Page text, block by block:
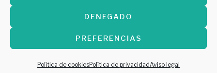
DENEGADO
PREFERENCIAS
Política de cookiesPolítica de privacidadAviso legal
GASTROMANÍA 2018
Copyright © 2026 ·Diseñado porBalboa